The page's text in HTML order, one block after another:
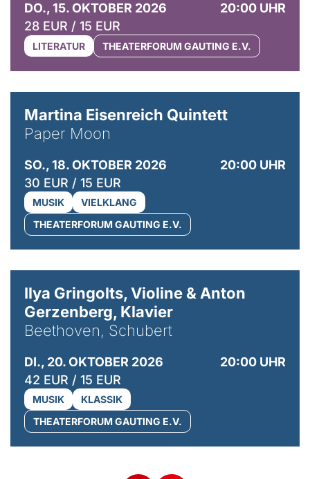
DO., 15. OKTOBER 2026
20:00 UHR
28 EUR / 15 EUR
LITERATUR THEATERFORUM GAUTING E.V.
Martina Eisenreich Quintett
Paper Moon
SO., 18. OKTOBER 2026
20:00 UHR
30 EUR / 15 EUR
MUSIK
VIELKLANG
THEATERFORUM GAUTING E.V.
Ilya Gringolts, Violine & Anton
Gerzenberg, Klavier
Beethoven, Schubert
DI., 20. OKTOBER 2026
20:00 UHR
42 EUR / 15 EUR
MUSIK
KLASSIK
THEATERFORUM GAUTING E.V.